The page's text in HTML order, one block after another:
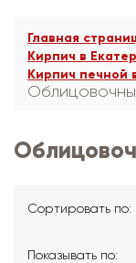
Главная
Кирпич в
Кирпич печной
Сортировать по:
Показывать по: